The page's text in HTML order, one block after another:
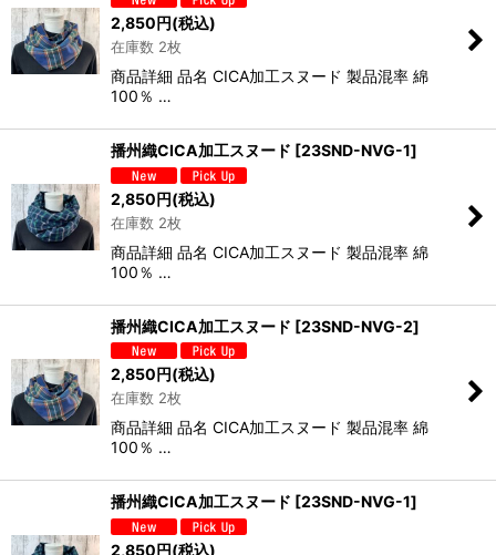
2,850円(税込)
在庫数 2枚
商品詳細 品名 CICA加工スヌード 製品混率 綿
100％ …
播州織CICA加工スヌード [23SND-NVG-1]
2,850円(税込)
在庫数 2枚
商品詳細 品名 CICA加工スヌード 製品混率 綿
100％ …
播州織CICA加工スヌード [23SND-NVG-2]
2,850円(税込)
在庫数 2枚
商品詳細 品名 CICA加工スヌード 製品混率 綿
100％ …
播州織CICA加工スヌード [23SND-NVG-1]
2,850円(税込)